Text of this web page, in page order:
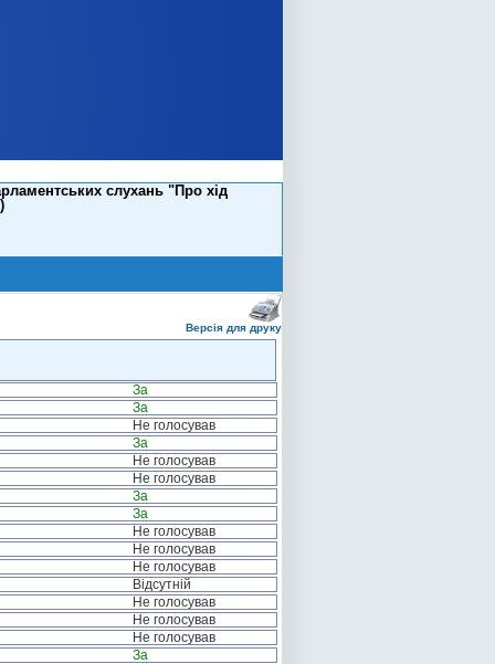
слухань "Про хід
Версія для друку
За
За
Не голосував
За
Не голосував
Не голосував
За
За
Не голосував
Не голосував
Не голосував
Відсутній
Не голосував
Не голосував
Не голосував
За